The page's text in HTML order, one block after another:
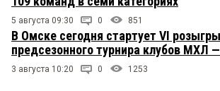
5 августа 09:30 0 851
В Омске сегодня стартует VI
предсезонного турнира клубов МХЛ
3 августа 10:20 0 1253